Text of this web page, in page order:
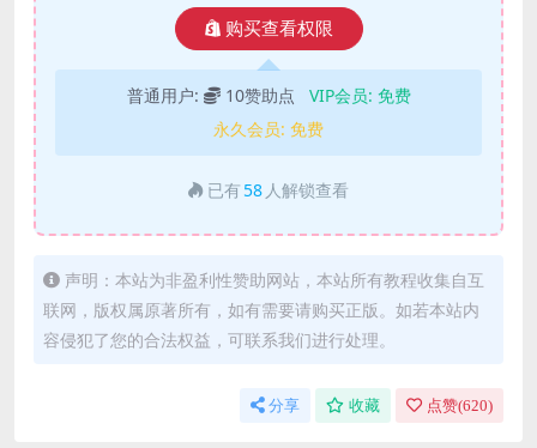
购买查看权限
普通用户: 10赞助点 VIP会员: 免费
永久会员: 免费
已有 58 人解锁查看
声明：本站为非盈利性赞助网站，本站所有教程收集自互
联网，版权属原著所有，如有需要请购买正版。如若本站内
容侵犯了您的合法权益，可联系我们进行处理。
分享 收藏 点赞(620)